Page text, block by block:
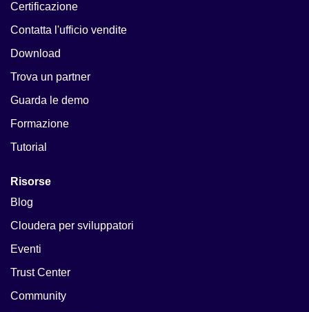
Certificazione
Contatta l'ufficio vendite
Download
Trova un partner
Guarda le demo
Formazione
Tutorial
Risorse
Blog
Cloudera per sviluppatori
Eventi
Trust Center
Community